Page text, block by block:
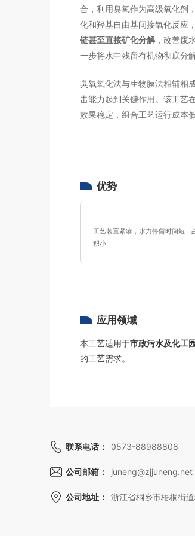
合，利用臭氧作为高级氧化剂
化和羟基自由基间接氧化反应
链甚至直接矿化分解 ，改善废
一步将水中残留有机物彻底分
臭氧氧化法与生物膜法相辅相
击能力起到关键作用。该工艺
效果稳定，组合工艺运行成本
优势
工艺装置紧凑，水力停留时间短，
积小
应用领域
本工艺适用于市政污水及化工
的工艺需求。
联系电话： 0573-88988808
公司邮箱： juneng@zjjuneng.net
公司地址： 浙江省桐乡市梧桐街